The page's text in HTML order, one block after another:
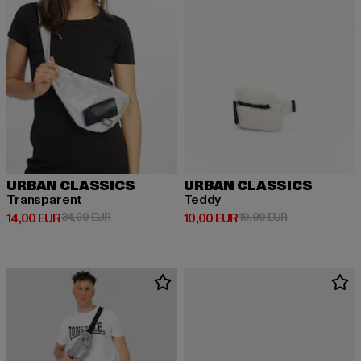
URBAN CLASSICS
Transparent
14,00 EUR
Derzeitiger Preis: 14,00 EUR
34,99 EURAktionspreis: 34,99 EUR
URBAN CLASSICS
Teddy
10,00 EUR
Derzeitiger Preis: 10,00 EUR
19,99 EURAktionspreis: